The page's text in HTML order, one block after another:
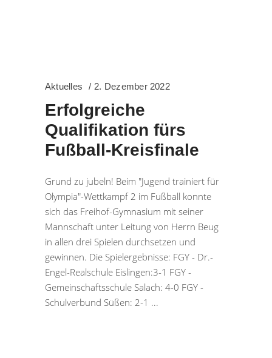
Aktuelles 2. Dezember 2022
Erfolgreiche
Qualifikation fürs
Fußball-Kreisfinale
Grund zu jubeln! Beim "Jugend trainiert für
Olympia"-Wettkampf 2 im Fußball konnte
sich das Freihof-Gymnasium mit seiner
Mannschaft unter Leitung von Herrn Beug
in allen drei Spielen durchsetzen und
gewinnen. Die Spielergebnisse: FGY - Dr.-
Engel-Realschule Eislingen:3-1 FGY -
Gemeinschaftsschule Salach: 4-0 FGY -
Schulverbund Süßen: 2-1